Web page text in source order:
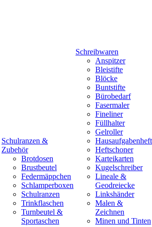
Schulranzen &
Zubehör
Brotdosen
Brustbeutel
Federmäppchen
Schlamperboxen
Schulranzen
Trinkflaschen
Turnbeutel &
Sportaschen
Schreibwaren
Anspitzer
Bleistifte
Blöcke
Buntstifte
Bürobedarf
Fasermaler
Fineliner
Füllhalter
Gelroller
Hausaufgabenheft
Heftschoner
Karteikarten
Kugelschreiber
Lineale &
Geodreiecke
Linkshänder
Malen &
Zeichnen
Minen und Tinten